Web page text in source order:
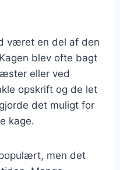
været en del af den
blev ofte bagt
eller ved
opskrift og de let
det muligt for
kage.
men det